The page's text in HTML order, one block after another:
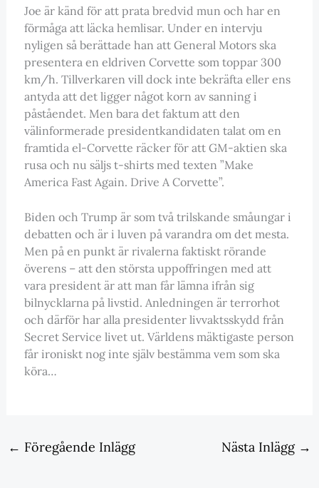
Joe är känd för att prata bredvid mun och har en
förmåga att läcka hemlisar. Under en intervju
nyligen så berättade han att General Motors ska
presentera en eldriven Corvette som toppar 300
km/h. Tillverkaren vill dock inte bekräfta eller ens
antyda att det ligger något korn av sanning i
påståendet. Men bara det faktum att den
välinformerade presidentkandidaten talat om en
framtida el-Corvette räcker för att GM-aktien ska
rusa och nu säljs t-shirts med texten ”Make
America Fast Again. Drive A Corvette”.
Biden och Trump är som två trilskande småungar i
debatten och är i luven på varandra om det mesta.
Men på en punkt är rivalerna faktiskt rörande
överens – att den största uppoffringen med att
vara president är att man får lämna ifrån sig
bilnycklarna på livstid. Anledningen är terrorhot
och därför har alla presidenter livvaktsskydd från
Secret Service livet ut. Världens mäktigaste person
får ironiskt nog inte själv bestämma vem som ska
köra…
← Föregående Inlägg Nästa Inlägg →